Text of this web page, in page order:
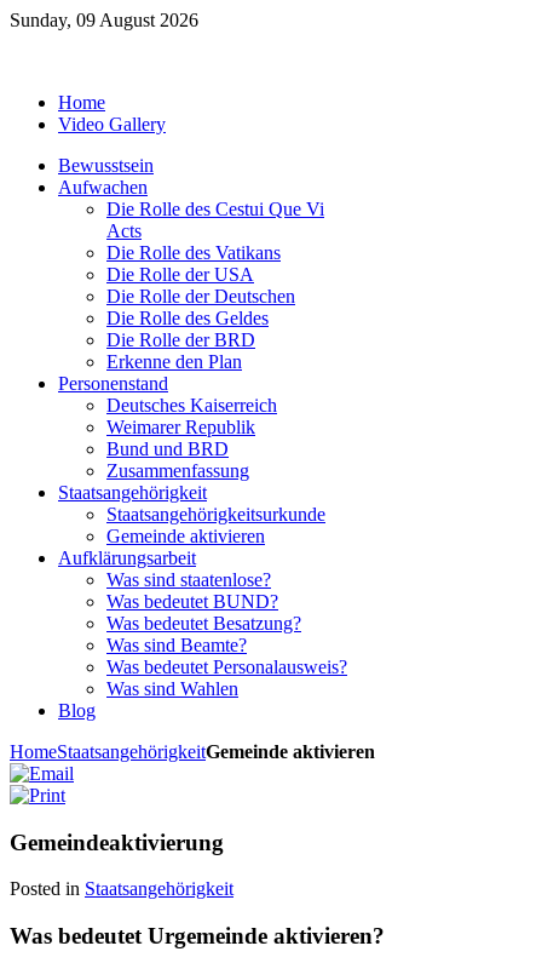
Sunday, 09 August 2026
Home
Video Gallery
Bewusstsein
Aufwachen
Die Rolle des Cestui Que Vi
Acts
Die Rolle des Vatikans
Die Rolle der USA
Die Rolle der Deutschen
Die Rolle des Geldes
Die Rolle der BRD
Erkenne den Plan
Personenstand
Deutsches Kaiserreich
Weimarer Republik
Bund und BRD
Zusammenfassung
Staatsangehörigkeit
Staatsangehörigkeitsurkunde
Gemeinde aktivieren
Aufklärungsarbeit
Was sind staatenlose?
Was bedeutet BUND?
Was bedeutet Besatzung?
Was sind Beamte?
Was bedeutet Personalausweis?
Was sind Wahlen
Blog
HomeStaatsangehörigkeitGemeinde aktivieren
Gemeindeaktivierung
Posted in Staatsangehörigkeit
Was bedeutet Urgemeinde aktivieren?